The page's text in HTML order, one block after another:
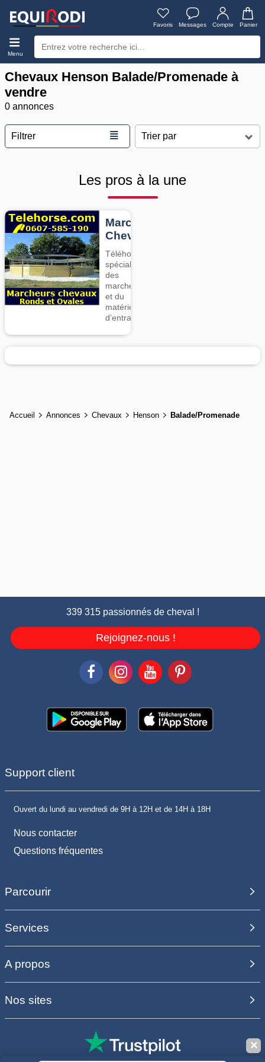
Favoris Messages Compte Panier
Menu
Chevaux Henson Balade/Promenade à
vendre
0 annonces
Filtrer ≣
Les pros à la une
Marcheurs
Chevaux
Téléhorse,
spécialiste
des
marcheurs
et du
matériel
d’entrainement
Accueil Annonces Chevaux Henson Balade/Promenade
339 315 passionnés de cheval !
Rejoignez-nous !
Support client
Ouvert du lundi au vendredi de 9H à 12H et de 14H à 18H
Nous contacter
Questions fréquentes
Parcourir
Services
A propos
Nos sites
✕